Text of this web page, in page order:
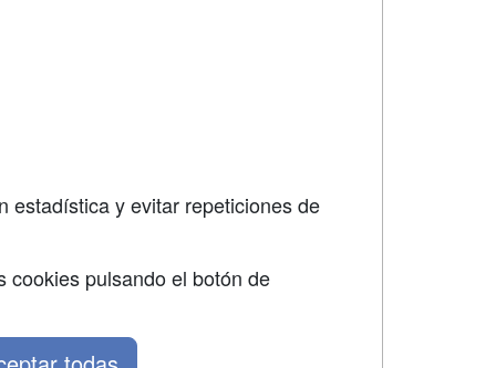
estadística y evitar repeticiones de
cookies pulsando el botón de